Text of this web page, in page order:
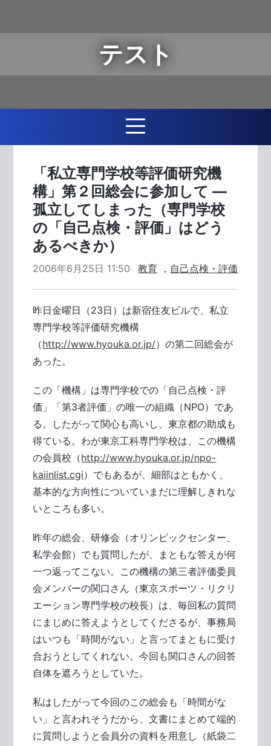
テスト
「私立専門学校等評価研究機
構」第２回総会に参加して ―
孤立してしまった（専門学校
の「自己点検・評価」はどう
あるべきか）
2006年6月25日 11:50 教育 ， 自己点検・評価
昨日金曜日（23日）は新宿住友ビルで、私立
専門学校等評価研究機構
（http://www.hyouka.or.jp/）の第二回総会が
あった。
この「機構」は専門学校での「自己点検・評
価」「第3者評価」の唯一の組織（NPO）であ
る。したがって関心も高いし、東京都の助成も
得ている。わが東京工科専門学校は、この機構
の会員校（http://www.hyouka.or.jp/npo-
kaiinlist.cgi）でもあるが、細部はともかく、
基本的な方向性についていまだに理解しきれな
いところも多い。
昨年の総会、研修会（オリンピックセンター、
私学会館）でも質問したが、まともな答えが何
一つ返ってこない。この機構の第三者評価委員
会メンバーの関口さん（東京スポーツ・リクリ
エーション専門学校の校長）は、毎回私の質問
にまじめに答えようとしてくださるが、事務局
はいつも「時間がない」と言ってまともに受け
合おうとしてくれない。今回も関口さんの回答
自体を遮ろうとしていた。
私はしたがって今回のこの総会も「時間がな
い」と言われそうだから、文書にまとめて端的
に質問しようと会員分の資料を用意し（紙袋二